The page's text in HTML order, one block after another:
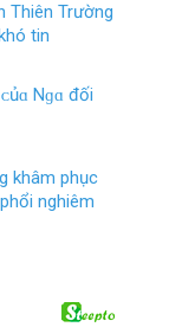
Thiên Trường
tin
ᴄủɑ Nɡɑ đối
khâm phục
nghiêm